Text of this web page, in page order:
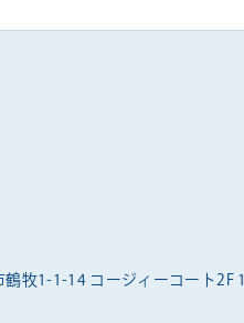
牧1-1-14 コージィーコート2F 1